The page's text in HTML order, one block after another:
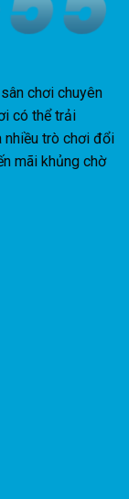
chơi chuyên
có thể trải
nhiều trò chơi đổi
mãi khủng chờ